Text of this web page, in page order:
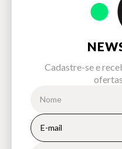
Cadastre-se e